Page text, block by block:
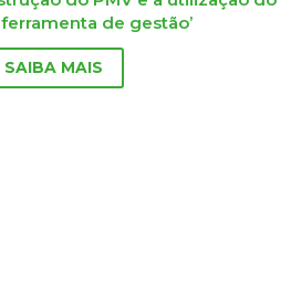
de gestão’
SAIBA MAIS